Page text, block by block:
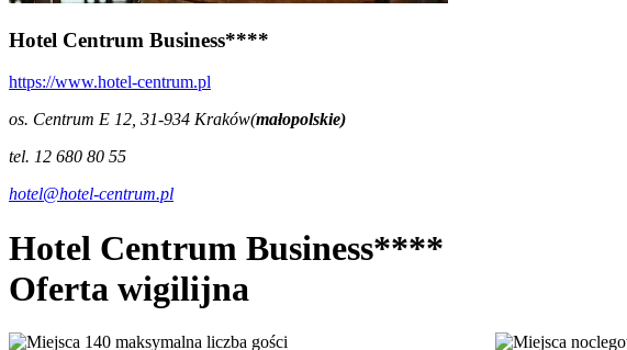
Hotel Centrum Business****
https://www.hotel-centrum.pl
os. Centrum E 12, 31-934 Kraków(małopolskie)
tel. 12 680 80 55
hotel@hotel-centrum.pl
Hotel Centrum Business****
Oferta wigilijna
140 maksymalna liczba gości